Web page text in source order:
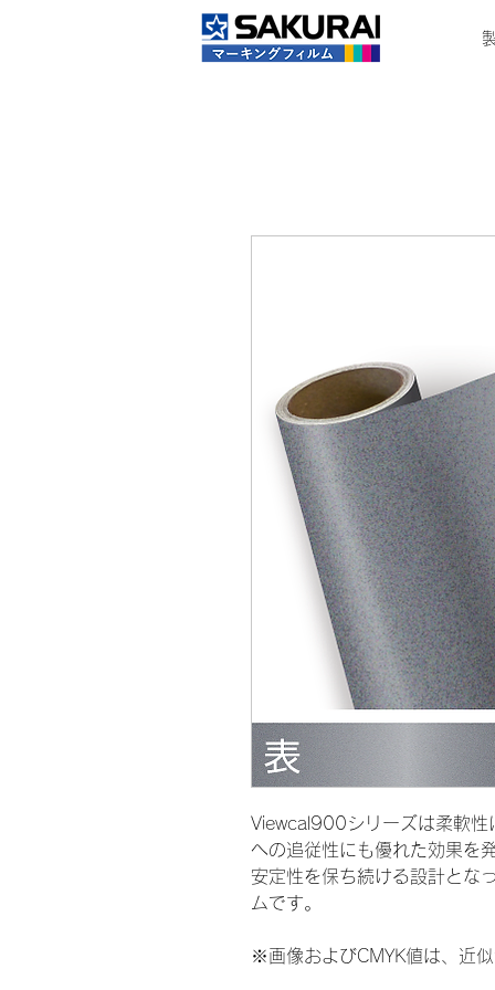
Viewcal900シリーズは柔軟性
への追従性にも優れた効果を
安定性を保ち続ける設計とな
ムです。
※画像およびCMYK値は、近